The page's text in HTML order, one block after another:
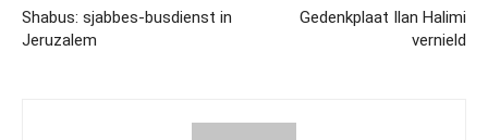
Shabus: sjabbes-busdienst in
Jeruzalem
Gedenkplaat Ilan Halimi
vernield